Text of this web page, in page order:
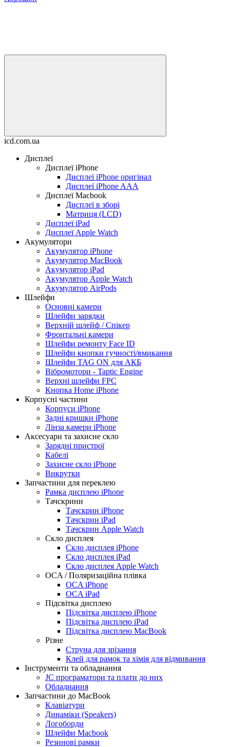
icd.com.ua
Дисплеї
Дисплеї iPhone
Дисплеї iPhone оригінал
Дисплеї iPhone AAA
Дисплеї Macbook
Дисплеї в зборі
Матриця (LCD)
Дисплеї iPad
Дисплеї Apple Watch
Акумулятори
Акумулятор iPhone
Акумулятор MacBook
Акумулятор iPad
Акумулятор Apple Watch
Акумулятор AirPods
Шлейфи
Основні камери
Шлейфи зарядки
Верхній шлейф / Спікер
Фронтальні камери
Шлейфи ремонту Face ID
Шлейфи кнопки гучності/вмикання
Шлейфи TAG ON для АКБ
Вібромотори - Taptic Engine
Верхні шлейфи FPC
Кнопка Home iPhone
Корпусні частини
Корпуси iPhone
Задні кришки iPhone
Лінза камери iPhone
Аксесуари та захисне скло
Зарядні пристрої
Кабелі
Захисне скло iPhone
Викрутки
Запчастини для переклею
Рамка дисплею iPhone
Тачскрини
Тачскрин iPhone
Тачскрин iPad
Тачскрин Apple Watch
Скло дисплея
Скло дисплея iPhone
Скло дисплея iPad
Скло дисплея Apple Watch
OCA / Поляризаційна плівка
OCA iPhone
OCA iPad
Підсвітка дисплею
Підсвітка дисплею iPhone
Підсвітка дисплею iPad
Підсвітка дисплею MacBook
Різне
Струна для зрізання
Клей для рамок та хімія для відмивання
Інструменти та обладнання
JC програматори та плати до них
Обладнання
Запчастини до MacBook
Клавіатури
Динаміки (Speakers)
Логоборди
Шлейфи Macbook
Резинові рамки